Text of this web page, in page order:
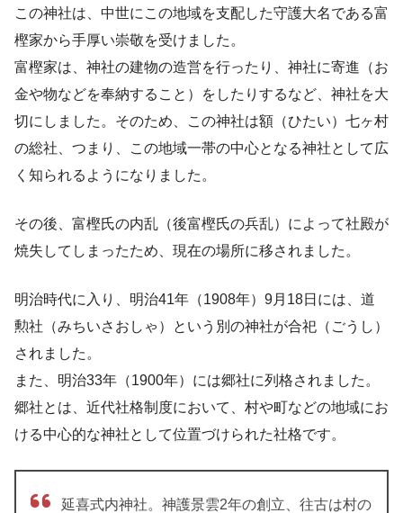
この神社は、中世にこの地域を支配した守護大名である富
樫家から手厚い崇敬を受けました。
富樫家は、神社の建物の造営を行ったり、神社に寄進（お
金や物などを奉納すること）をしたりするなど、神社を大
切にしました。そのため、この神社は額（ひたい）七ヶ村
の総社、つまり、この地域一帯の中心となる神社として広
く知られるようになりました。
その後、富樫氏の内乱（後富樫氏の兵乱）によって社殿が
焼失してしまったため、現在の場所に移されました。
明治時代に入り、明治41年（1908年）9月18日には、道
勲社（みちいさおしゃ）という別の神社が合祀（ごうし）
されました。
また、明治33年（1900年）には郷社に列格されました。
郷社とは、近代社格制度において、村や町などの地域にお
ける中心的な神社として位置づけられた社格です。
延喜式内神社。神護景雲2年の創立、往古は村の